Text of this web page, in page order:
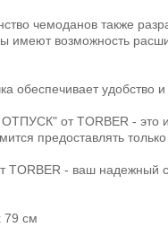
чемоданов также
имеют возможность
обеспечивает удобство
от TORBER - это
предоставлять
- ваш надежный
79 см